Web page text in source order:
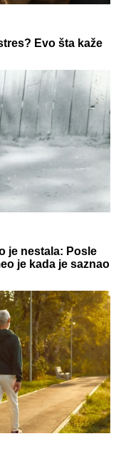
po specijalnoj
Tobolom